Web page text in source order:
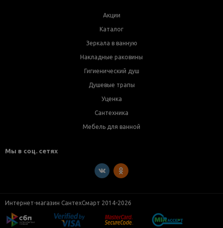
Акции
Каталог
Зеркала в ванную
Накладные раковины
Гигиенический душ
Душевые трапы
Уценка
Сантехника
Мебель для ванной
Мы в соц. сетях
Интернет-магазин СантехСмарт 2014-2026